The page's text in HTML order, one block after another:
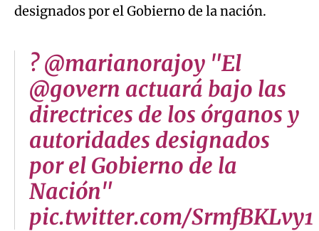
designados por el Gobierno de la nación.
? @marianorajoy "El
@govern actuará bajo las
directrices de los órganos y
autoridades designados
por el Gobierno de la
Nación"
pic.twitter.com/SrmfBKLvy1